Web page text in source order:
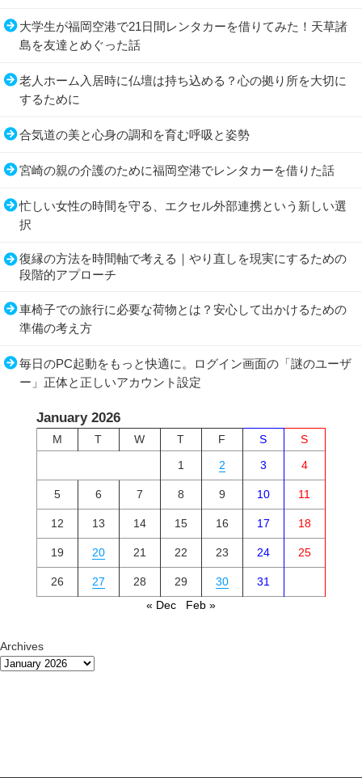
大学生が福岡空港で21日間レンタカーを借りてみた！天草諸
島を友達とめぐった話
老人ホーム入居時に仏壇は持ち込める？心の拠り所を大切に
するために
合気道の美と心身の調和を育む呼吸と姿勢
宮崎の親の介護のために福岡空港でレンタカーを借りた話
忙しい女性の時間を守る、エクセル外部連携という新しい選
択
復縁の方法を時間軸で考える｜やり直しを現実にするための
段階的アプローチ
車椅子での旅行に必要な荷物とは？安心して出かけるための
準備の考え方
毎日のPC起動をもっと快適に。ログイン画面の「謎のユーザ
ー」正体と正しいアカウント設定
January 2026
M T W T F S
S
1
2 3 4
5 6 7 8 9 10 11
12 13 14 15 16 17 18
19 20 21 22 23 24 25
26 27 28 29 30
31
« Dec
Feb »
Archives